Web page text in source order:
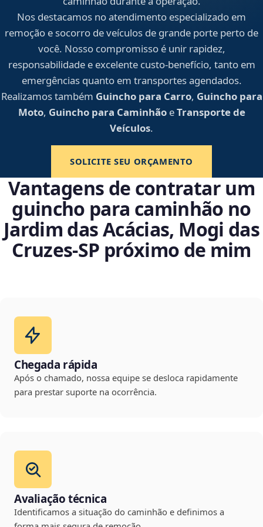
Nos destacamos no atendimento especializado em
remoção e socorro de veículos de grande porte perto de
você. Nosso compromisso é unir rapidez,
responsabilidade e excelente custo-benefício, tanto em
emergências quanto em transportes agendados.
Realizamos também Guincho para Carro, Guincho para
Moto, Guincho para CaminhãoeTransporte de
Veículos.
SOLICITE SEU ORÇAMENTO
Vantagens de contratar um
guincho para caminhão no
Jardim das Acácias, Mogi das
Cruzes‑SP próximo de mim
Chegada rápida
Após o chamado, nossa equipe se desloca rapidamente
para prestar suporte na ocorrência.
Avaliação técnica
Identificamos a situação do caminhão e definimos a